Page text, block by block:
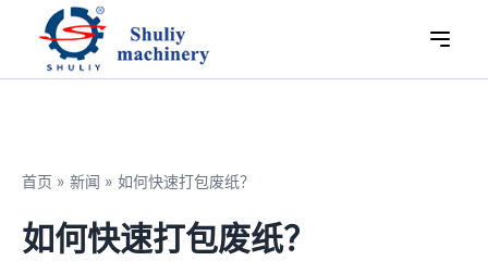
首页 » 新闻 » 如何快速打包废纸？
如何快速打包废纸？